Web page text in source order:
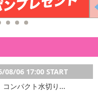
事項（※必ずご確認くだ
07月09日時点での情報となります。
08/06 17:00 START
コンパクト水切り...